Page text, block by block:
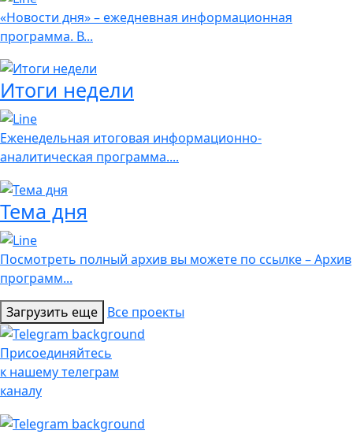
«Новости дня» – ежедневная информационная
программа. В...
Итоги недели
Еженедельная итоговая информационно-
аналитическая программа....
Тема дня
Посмотреть полный архив вы можете по ссылке – Архив
программ...
Загрузить еще Все проекты
Присоединяйтесь
к нашему телеграм
каналу